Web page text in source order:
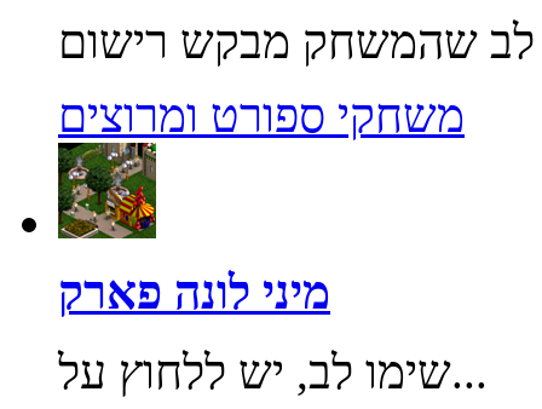
משחקי ספורט ומרוצים
מיני לונה פארק
שימו לב, יש ללחוץ על...